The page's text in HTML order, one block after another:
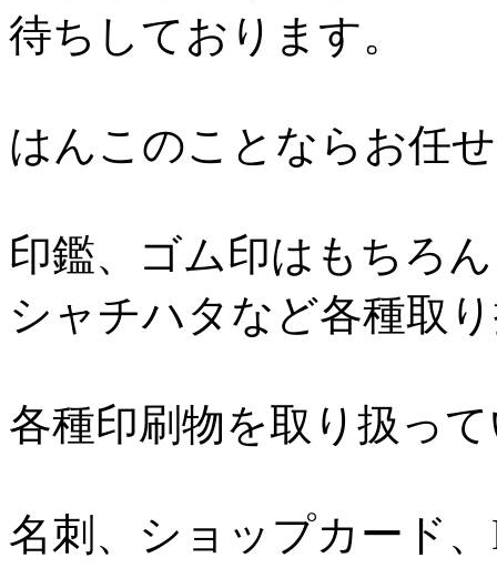
待ちしております。
はんこのことならお任
印鑑、ゴム印はもちろ
シャチハタなど各種取
各種印刷物を取り扱っ
名刺、ショップカード